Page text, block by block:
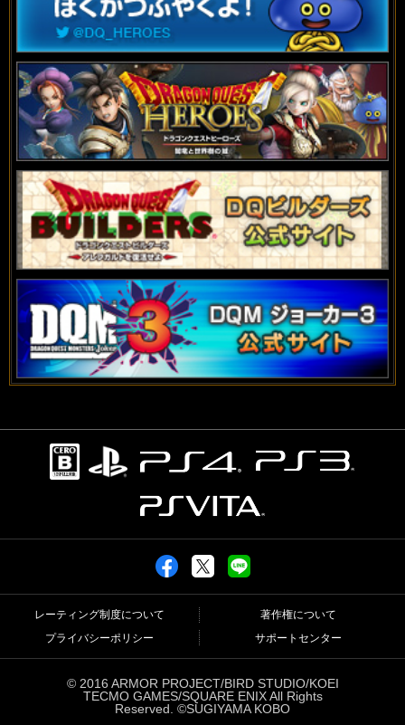
レーティング制度について
著作権について
プライバシーポリシー
サポートセンター
© 2016 ARMOR PROJECT/BIRD STUDIO/KOEI
TECMO GAMES/SQUARE ENIX All Rights
Reserved. ©SUGIYAMA KOBO